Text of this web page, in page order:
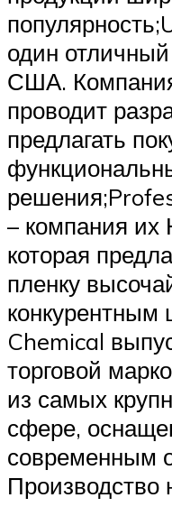
один
США.
проводит
предлагать
– компания
которая
пленку
конкурентным
Chemical
торговой
из самых
сфере,
современным